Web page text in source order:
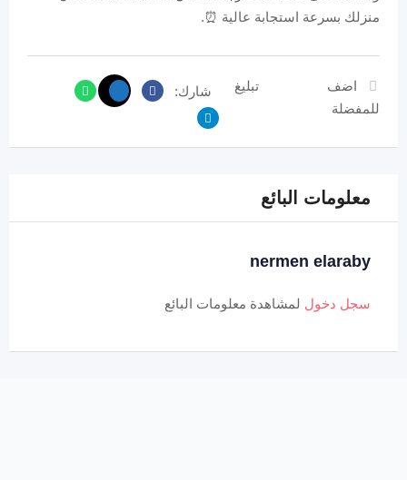
منزلك بسرعة استجابة عالية ⏰.
اضف
للمفضلة
تبليغ شارك:
معلومات البائع
nermen elaraby
سجل دخول لمشاهدة معلومات البائع